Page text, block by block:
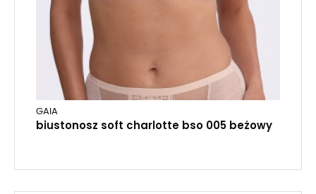
GAIA
biustonosz soft charlotte bso 005 beżowy